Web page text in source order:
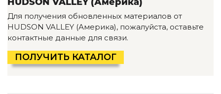
Детская мебель
Уличная и садовая мебель
Фитнес и wellness-оборудование
Коллекции
ROOM — Modern
INTERRA — Soft Modern
Для получения обновленных материалов от
HUDSON VALLEY (Америка), пожалуйста, оставьте
контактные данные для связи.
ПОЛУЧИТЬ КАТАЛОГ